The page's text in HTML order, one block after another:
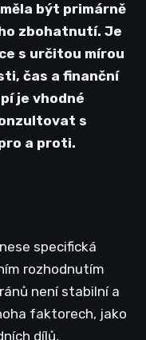
být primárně
zbohatnutí. Je
s určitou mírou
čas a finanční
je vhodné
s
a proti.
specifická
rozhodnutím
není stabilní a
faktorech, jako
dílů,